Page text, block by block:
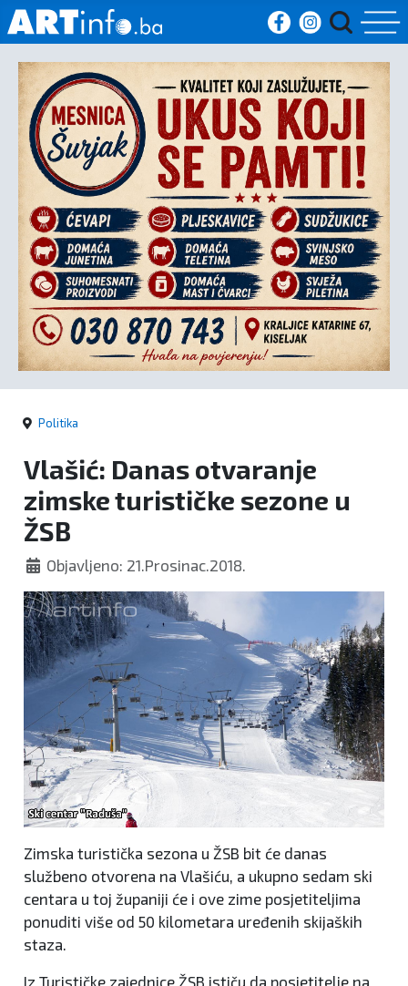
Početna
Vijesti
Sport
Kultura
Crna
kronika
Politika
Politika
Vlašić: Danas otvaranje
zimske turističke sezone u
ŽSB
Objavljeno: 21.Prosinac.2018.
Zimska turistička sezona u ŽSB bit će danas
službeno otvorena na Vlašiću, a ukupno sedam ski
centara u toj županiji će i ove zime posjetiteljima
ponuditi više od 50 kilometara uređenih skijaških
staza.
Iz Turističke zajednice ŽSB ističu da posjetitelje na